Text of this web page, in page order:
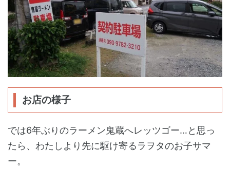
お店の様子
では6年ぶりのラーメン鬼蔵へレッツゴー…と思っ
たら、わたしより先に駆け寄るラヲタのお子サマ
ー。